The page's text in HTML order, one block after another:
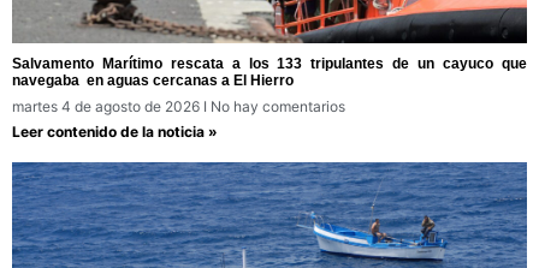
Salvamento Marítimo rescata a los 133 tripulantes de un cayuco que
navegaba en aguas cercanas a El Hierro
martes 4 de agosto de 2026
No hay comentarios
Leer contenido de la noticia »